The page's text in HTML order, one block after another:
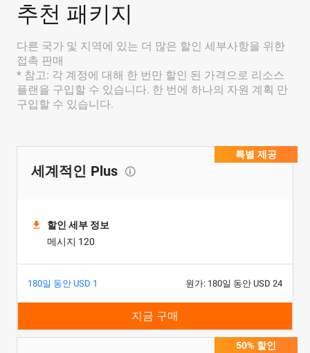
추천 패키지
다른 국가 및 지역에 있는 더 많은 할인 세부사항을 위한
접촉 판매
* 참고: 각 계정에 대해 한 번만 할인 된 가격으로 리소스
플랜을 구입할 수 있습니다. 한 번에 하나의 자원 계획 만
구입할 수 있습니다.
특별 제공
세계적인 Plus
할인 세부 정보
메시지 120
180일 동안 USD 1 원가: 180일 동안 USD 24
지금 구매
50% 할인